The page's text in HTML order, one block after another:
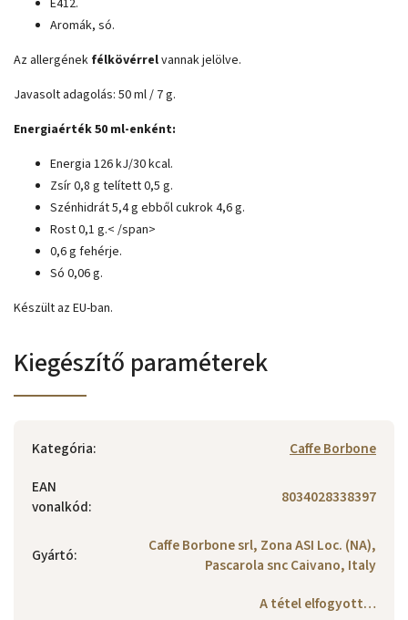
E412.
Aromák, só.
Az allergének félkövérrelvannak jelölve.
Javasolt adagolás: 50 ml / 7 g.
Energiaérték 50 ml-enként:
Energia 126 kJ/30 kcal.
Zsír 0,8 g telített 0,5 g.
Szénhidrát 5,4 g ebből cukrok 4,6 g.
Rost 0,1 g.< /span>
0,6 g fehérje.
Só 0,06 g.
Készült az EU-ban.
Kiegészítő paraméterek
Kategória:
Caffe Borbone
EAN
vonalkód: 8034028338397
Gyártó:
Caffe Borbone srl, Zona ASI Loc. (NA),
Pascarola snc Caivano, Italy
A tétel elfogyott…